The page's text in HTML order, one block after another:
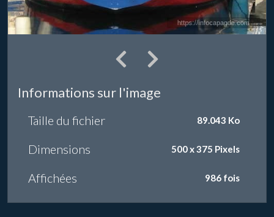
Informations sur l'image
Taille du fichier 89.043 Ko
Dimensions 500 x 375 Pixels
Affichées 986 fois